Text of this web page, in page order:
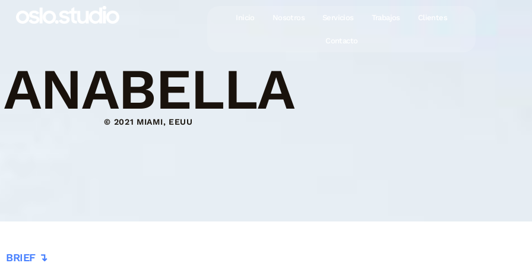
Servicios Trabajos Clientes
ANABELLA
© 2021 MIAMI, EEUU
BRIEF ↴